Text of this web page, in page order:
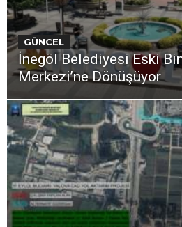
GÜNCEL
İnegöl Belediyesi Eski
Merkezi’ne Dönüşüyor